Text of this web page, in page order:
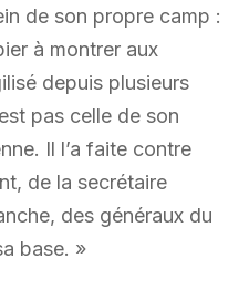
de son propre camp :
à montrer aux
depuis plusieurs
pas celle de son
Il l’a faite contre
de la secrétaire
des généraux du
base. »